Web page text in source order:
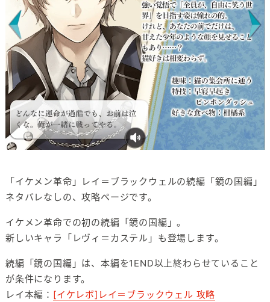
「イケメン革命」レイ＝ブラックウェルの続編「鏡の国編」
ネタバレなしの、攻略ページです。
イケメン革命での初の続編「鏡の国編」。
新しいキャラ「レヴィ＝カステル」も登場します。
続編「鏡の国編」は、本編を1END以上終わらせていること
が条件になります。
レイ本編： [イケレボ]レイ＝ブラックウェル 攻略